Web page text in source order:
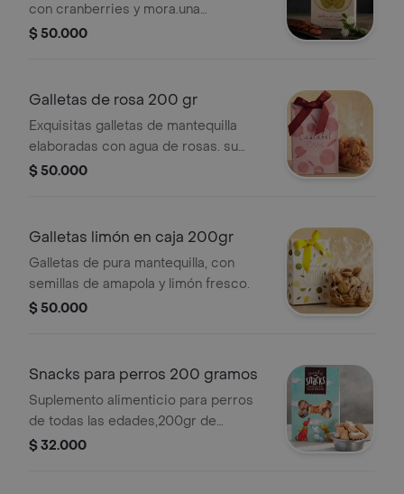
con cranberries y mora.una
maravillosa
$ 50.000
Galletas de rosa 200 gr
Exquisitas galletas de mantequilla
elaboradas con agua de rosas. su
particular forma se asemeja a una
maravilloso producto.
$ 50.000
Galletas limón en caja 200gr
Galletas de pura mantequilla, con
semillas de amapola y limón fresco.
$ 50.000
Snacks para perros 200 gramos
Suplemento alimenticio para perros
de todas las edades,200gr de
galletas (aprox.28 unidades),mantiene
$ 32.000